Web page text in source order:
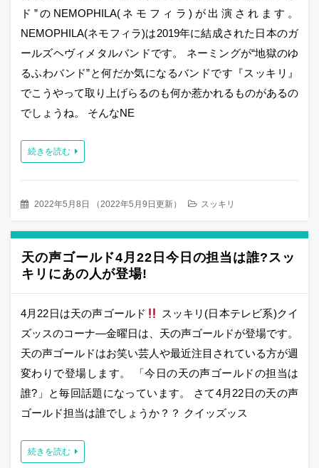
ド”のNEMOPHILA(ネモフィラ)が出演されます。
NEMOPHILA(ネモフィラ)は2019年に結成された日本のガ
ールズヘヴィメタルバンドです。 ネーミングが“地獄のゆ
るふわバンド”と何だか気になるバンドです『スッキリ』
でこうやって取り上げらるのも何か惹かれるものがあるの
でしょうね。 そんなNE
続きを読む
2022年5月8日 （2022年5月9日更新） スッキリ
天の声ゴールド4月22日今日の担当は誰?スッ
キリにあの人が登場!
4月22日は天の声ゴールド
スッキリ(日本テレビ系)クイ
ズッスのコーナ―金曜日は、天の声ゴールドが登場です。
天の声ゴールドはお笑い芸人や最近注目されている方が週
変わりで登場します。 「今日の天の声ゴールドの担当は
誰?」と毎回話題になっています。 さて4月22日の天の声
ゴールド担当は誰でしょうか？？ クイッズッス
続きを読む